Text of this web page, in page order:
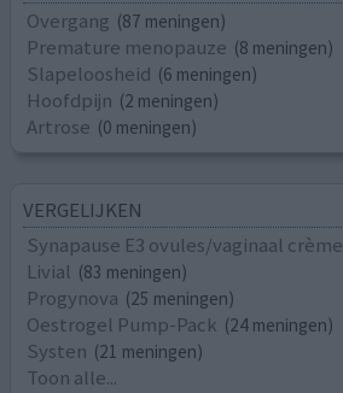
Overgang (87 meningen)
Premature menopauze (8 meningen)
Slapeloosheid (6 meningen)
Hoofdpijn (2 meningen)
Artrose (0 meningen)
VERGELIJKEN
Synapause E3 ovules/vaginaal crème
Livial (83 meningen)
Progynova (25 meningen)
Oestrogel Pump-Pack (24 meningen)
Systen (21 meningen)
Toon alle...